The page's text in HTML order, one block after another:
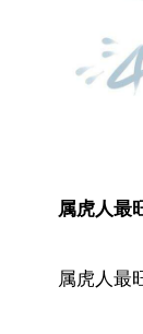
属虎人最
属虎人最